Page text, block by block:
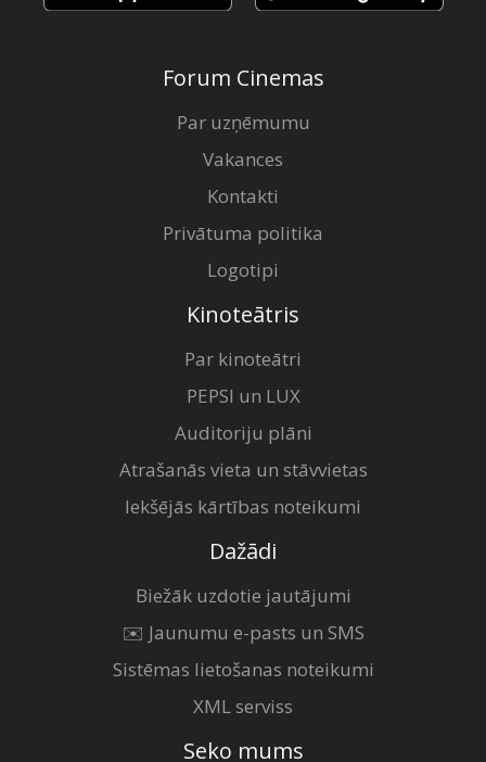
Forum Cinemas
Par uzņēmumu
Vakances
Kontakti
Privātuma politika
Logotipi
Kinoteātris
Par kinoteātri
PEPSI un LUX
Auditoriju plāni
Atrašanās vieta un stāvvietas
Iekšējās kārtības noteikumi
Dažādi
Biežāk uzdotie jautājumi
✉️ Jaunumu e-pasts un SMS
Sistēmas lietošanas noteikumi
XML serviss
Seko mums